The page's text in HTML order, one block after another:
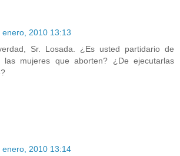
enero, 2010 13:13
Sr. Losada. ¿Es usted partidario de
las mujeres que aborten? ¿De ejecutarlas
enero, 2010 13:14